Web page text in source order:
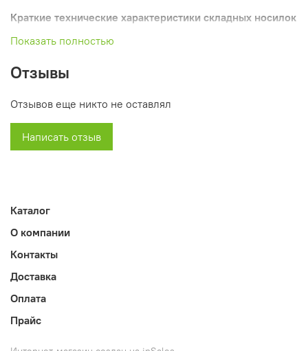
Краткие технические характеристики складных носилок
Ширина (мм): 555
Вес (кг): 8
Показать полностью
Отзывы
Отзывов еще никто не оставлял
Написать отзыв
Каталог
О компании
Контакты
Доставка
Оплата
Прайс